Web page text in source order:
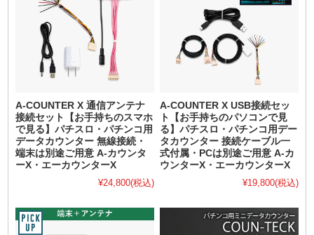
A-COUNTER X 通信アンテナ
接続セット【お手持ちのスマホ
で見る】パチスロ・パチンコ用
データカウンター 無線接続・
端末は別途ご用意 A-カウンタ
ーX・エーカウンターX
¥24,800(税込)
A-COUNTER X USB接続セッ
ト【お手持ちのパソコンで見
る】パチスロ・パチンコ用デー
タカウンター 接続ケーブル一
式付属・PCは別途ご用意 A-カ
ウンターX・エーカウンターX
¥19,800(税込)